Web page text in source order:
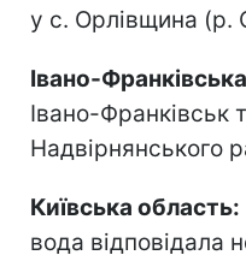
у с. Орлівщина (р.
Івано-
Івано-Франківськ
Надвірнянського
Київська область:
вода відповідала